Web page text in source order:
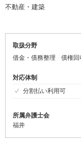
不動産・建築
取扱分野
借金・債務整理
債権回
対応体制
分割払い利用可
所属弁護士会
福井